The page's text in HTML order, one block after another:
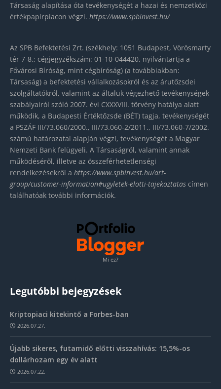
Társaság alapítása óta tevékenységét a hazai és nemzetközi
értékpapírpiacon végzi. https://www.spbinvest.hu/
Az SPB Befektetési Zrt. (székhely: 1051 Budapest, Vörösmarty
tér 7-8.; cégjegyzékszám: 01-10-044420, nyilvántartja a
Fővárosi Bíróság, mint cégbíróság) (a továbbiakban:
Társaság) a befektetési vállalkozásokról és az árutőzsdei
szolgáltatókról, valamint az általuk végezhető tevékenységek
szabályairól szóló 2007. évi CXXXVIII. törvény hatálya alatt
működik, a Budapesti Értéktőzsde (BÉT) tagja, tevékenységét
a PSZÁF III/73.060/2000., III/73.060-2/2011., III/73.060-7/2002.
számú határozatai alapján végzi, tevékenységét a Magyar
Nemzeti Bank felügyeli. A Társaságról, valamint annak
működéséről, illetve az összeférhetetlenségi
rendelkezésekről a https://www.spbinvest.hu/art-
group/customer-information#ugyletek-elotti-tajekoztatas címen
találhatóak további információk.
Mi ez?
Legutóbbi bejegyzések
Kriptopiaci kitekintő a Forbes-ban
2026.07.27.
Újabb sikeres, futamidő előtti visszahívás: 15,5%-os
dollárhozam egy év alatt
2026.07.22.